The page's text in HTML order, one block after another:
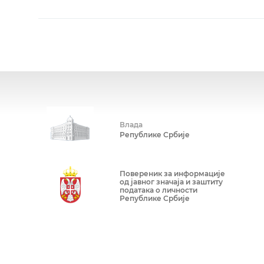
Влада
Републике Србије
Повереник за информације
од јавног значаја и заштиту
података о личности
Републике Србије